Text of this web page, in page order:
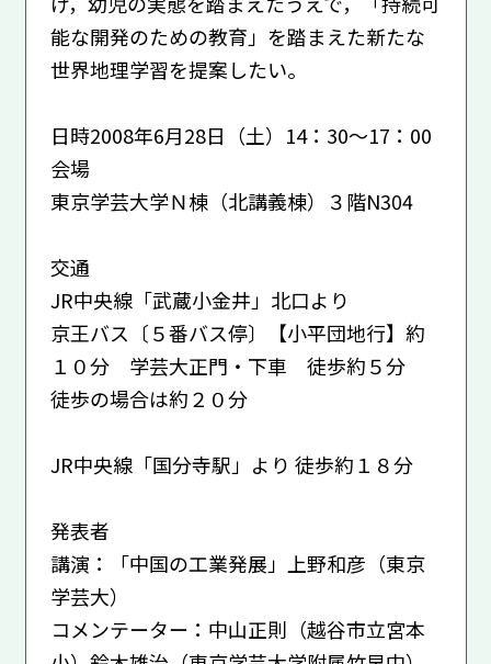
能な開発のための教育」を踏まえた新たな
世界地理学習を提案したい。
日時2008年6月28日（土）14：30～17：00
会場
東京学芸大学Ｎ棟（北講義棟）３階N304
交通
JR中央線「武蔵小金井」北口より
京王バス〔５番バス停〕【小平団地行】約
１０分 学芸大正門・下車 徒歩約５分
徒歩の場合は約２０分
JR中央線「国分寺駅」より 徒歩約１８分
発表者
講演：「中国の工業発展」上野和彦（東京
学芸大）
コメンテーター：中山正則（越谷市立宮本